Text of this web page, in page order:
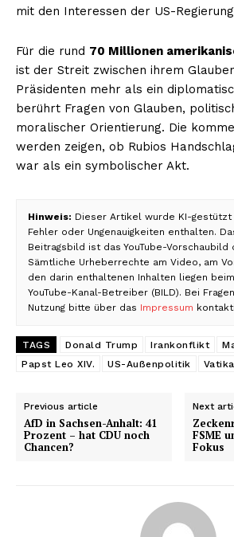
mit den Interessen der US-
Für die rund 70 Millionen
ist der Streit zwischen ihrem
Präsidenten mehr als ein
berührt Fragen von Glauben,
moralischer Orientierung. Die
werden zeigen, ob Rubios
war als ein symbolischer Akt.
Hinweis: Dieser Artikel wurde KI-
Fehler oder Ungenauigkeiten enthalten.
Beitragsbild ist das YouTube-Vorschaubild
Sämtliche Urheberrechte am Video, am
den darin enthaltenen Inhalten liegen
YouTube-Kanal-Betreiber (BILD). Bei
Nutzung bitte über das Impressum
TAGS Donald Trump Irankonflikt
Papst Leo XIV.
US-Außenpolitik
Previous article
AfD in Sachsen-Anhalt: 41
Prozent – hat CDU noch
Chancen?
Next
FSME
Fokus